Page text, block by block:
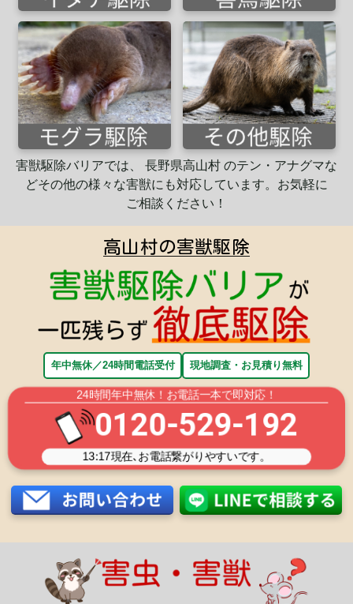
害獣駆除バリアでは、 長野県高山村 のテン・アナグマな
どその他の様々な害獣にも対応しています。 お気軽に
ご相談ください！
高山村の害獣駆除
年中無休／24時間電話受付 現地調査・お見積り無料
24時間年中無休！お電話一本で即対応！
0120-529-192
13:17現在､お電話繋がりやすいです。